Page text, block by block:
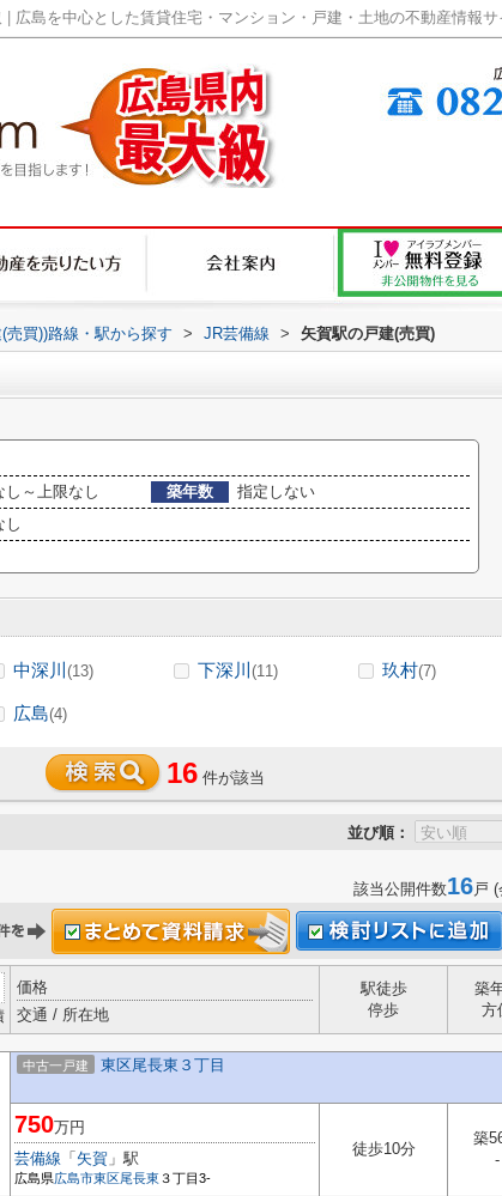
広島を中心とした賃貸住宅・マンション・戸建・土地の不動産情報
売買))路線・駅から探す > JR芸備線 > 矢賀駅の戸建(売買)
し～上限なし 築年数
指定しない
し
中深川 (13) 下深川 (11) 玖村(7)
広島(4)
16 件が該当
並び順：
該当公開件数16戸
価格
交通 / 所在地
駅徒歩
停歩
築
方
中古一戸建 東区尾長東３丁目
750万円
芸備線 「 矢賀 」駅
広島県広島市東区尾長東３丁目3-
徒歩10分
築
-